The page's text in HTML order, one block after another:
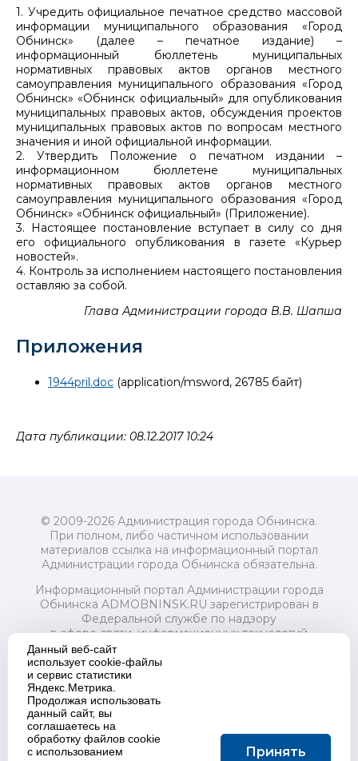
1. Учредить официальное печатное средство массовой
информации муниципального образования «Город
Обнинск» (далее – печатное издание) –
информационный бюллетень муниципальных
нормативных правовых актов органов местного
самоуправления муниципального образования «Город
Обнинск» «Обнинск официальный» для опубликования
муниципальных правовых актов, обсуждения проектов
муниципальных правовых актов по вопросам местного
значения и иной официальной информации.
2. Утвердить Положение о печатном издании –
информационном бюллетене муниципальных
нормативных правовых актов органов местного
самоуправления муниципального образования «Город
Обнинск» «Обнинск официальный» (Приложение).
3. Настоящее постановление вступает в силу со дня
его официального опубликования в газете «Курьер
новостей».
4. Контроль за исполнением настоящего постановления
оставляю за собой.
Глава Администрации города В.В. Шапша
Приложения
1944pril.doc (application/msword, 26785 байт)
Дата публикации: 08.12.2017 10:24
© 2009-2026 Администрация города Обнинска.
При полном, либо частичном использовании
материалов ссылка на информационный портал
Администрации города Обнинска обязательна.
Информационный портал Администрации города
Обнинска ADMOBNINSK.RU зарегистрирован в
Федеральной службе по надзору
в сфере связи, информационных технологий
и массовых коммуникаций (Роскомнадзор) 24 июля
2018 года.
Свидетельство о регистрации Эл № ФС77-73321
Учредитель: Администрация (исполнительно-
распорядительный орган) городского округа "Город
Обнинск". Главный редактор: Байкова Е.А.
Адрес электронной почты Редакции:
Данный веб-сайт
использует cookie-файлы
и сервис статистики
Яндекс.Метрика.
Продолжая использовать
данный сайт, вы
соглашаетесь на
обработку файлов cookie
с использованием
Принять